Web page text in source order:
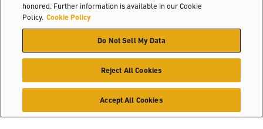
Kontak
honored. Further information is available in our Cookie
Policy. Cookie Policy
Do Not Sell My Data
Reject All Cookies
Accept All Cookies